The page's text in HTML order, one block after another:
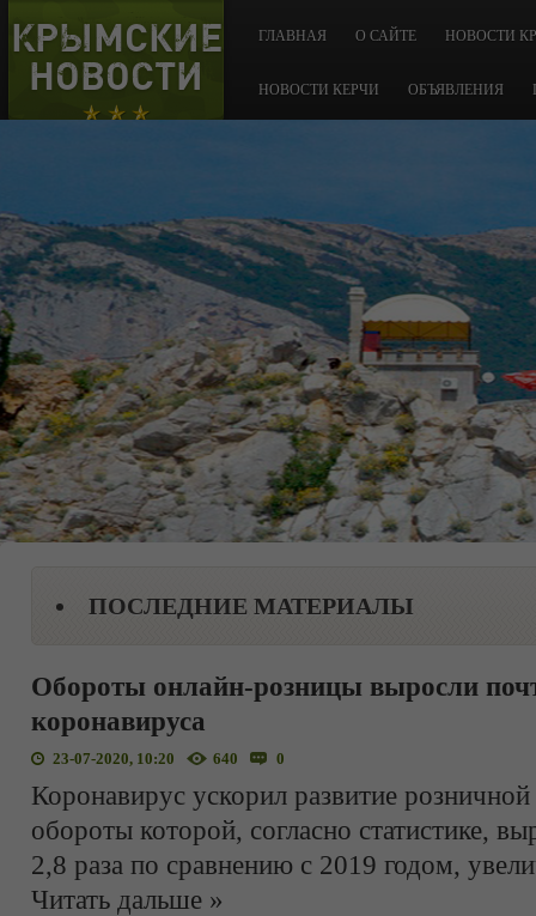
КРЫМСКИЕ
НОВОСТИ
ГЛАВНАЯ О САЙТЕ НОВОСТИ
НОВОСТИ КЕРЧИ ОБЪЯВЛЕНИЯ
ПОСЛЕДНИЕ МАТЕРИАЛЫ
Обороты онлайн-розницы выросли
коронавируса
23-07-2020, 10:20 640 0
Коронавирус ускорил развитие
обороты которой, согласно статистике,
2,8 раза по сравнению с 2019 годом,
Читать дальше »